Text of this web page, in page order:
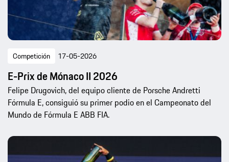
Competición 17-05-2026
E-Prix de Mónaco II 2026
Felipe Drugovich, del equipo cliente de Porsche Andretti
Fórmula E, consiguió su primer podio en el Campeonato del
Mundo de Fórmula E ABB FIA.